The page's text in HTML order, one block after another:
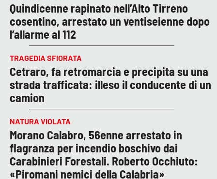
Quindicenne rapinato nell’Alto Tirreno
cosentino, arrestato un ventiseienne dopo
l’allarme al 112
TRAGEDIA SFIORATA
Cetraro, fa retromarcia e precipita su una
strada trafficata: illeso il conducente di un
camion
NATURA VIOLATA
Morano Calabro, 56enne arrestato in
flagranza per incendio boschivo dai
Carabinieri Forestali. Roberto Occhiuto:
«Piromani nemici della Calabria»